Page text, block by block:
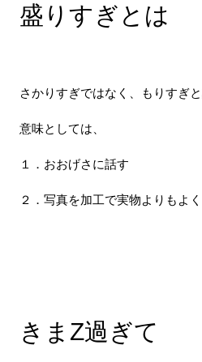
盛りすぎとは
さかりすぎではなく、もりすぎと
意味としては、
１．おおげさに話す
２．写真を加工で実物よりもよ
きまZ過ぎて